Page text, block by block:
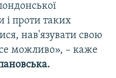
і проти таких
нав'язувати свою
можливо», – каже